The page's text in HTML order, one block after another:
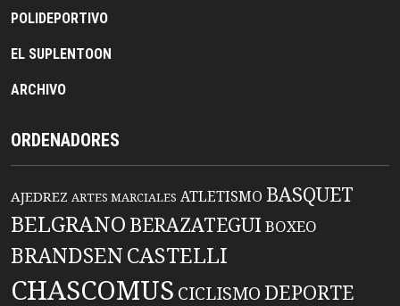
POLIDEPORTIVO
EL SUPLENTOON
ARCHIVO
ORDENADORES
AJEDREZ ARTES MARCIALES ATLETISMO BASQUET
BELGRANO BERAZATEGUIBOXEO
BRANDSENCASTELLI
CHASCOMUS CICLISMO DEPORTE